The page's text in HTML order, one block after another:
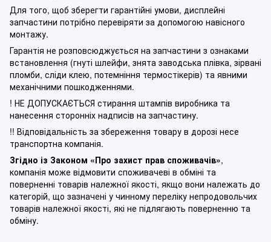
Для того, щоб зберегти гарантійні умови, дисплейні
запчастини потрібно перевіряти за допомогою навісного
монтажу.
Гарантія не розповсюджується на запчастини з ознаками
встановлення (гнуті шлейфи, знята заводська плівка, зірвані
пломби, сліди клею, потемніння термостікерів) та явними
механічними пошкодженнями.
! НЕ ДОПУСКАЄТЬСЯ стирання штампів виробника та
нанесення сторонніх надписів на запчастину.
!! Відповідальність за збереження товару в дорозі несе
транспортна компанія.
Згідно із Законом «Про захист прав споживачів»,
компанія може відмовити споживачеві в обміні та
поверненні товарів належної якості, якщо вони належать до
категорій, що зазначені у чинному переліку непродовольчих
товарів належної якості, які не підлягають поверненню та
обміну.